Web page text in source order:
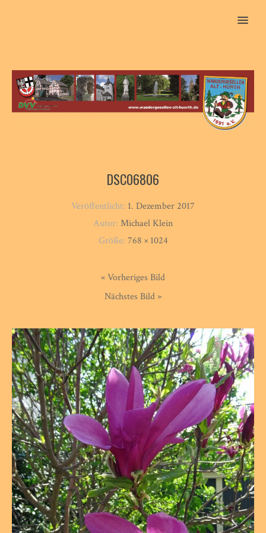
MENU
DSC06806
Veröffentlicht: 1. Dezember 2017
Autor: Michael Klein
Größe: 768 × 1024
« Vorheriges Bild
Nächstes Bild »